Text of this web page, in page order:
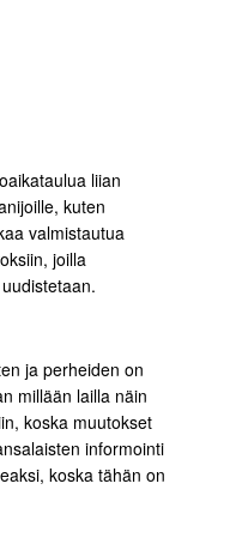
liian
kuten
valmistautua
joilla
ja perheiden on
millään lailla näin
koska muutokset
informointi
koska tähän on